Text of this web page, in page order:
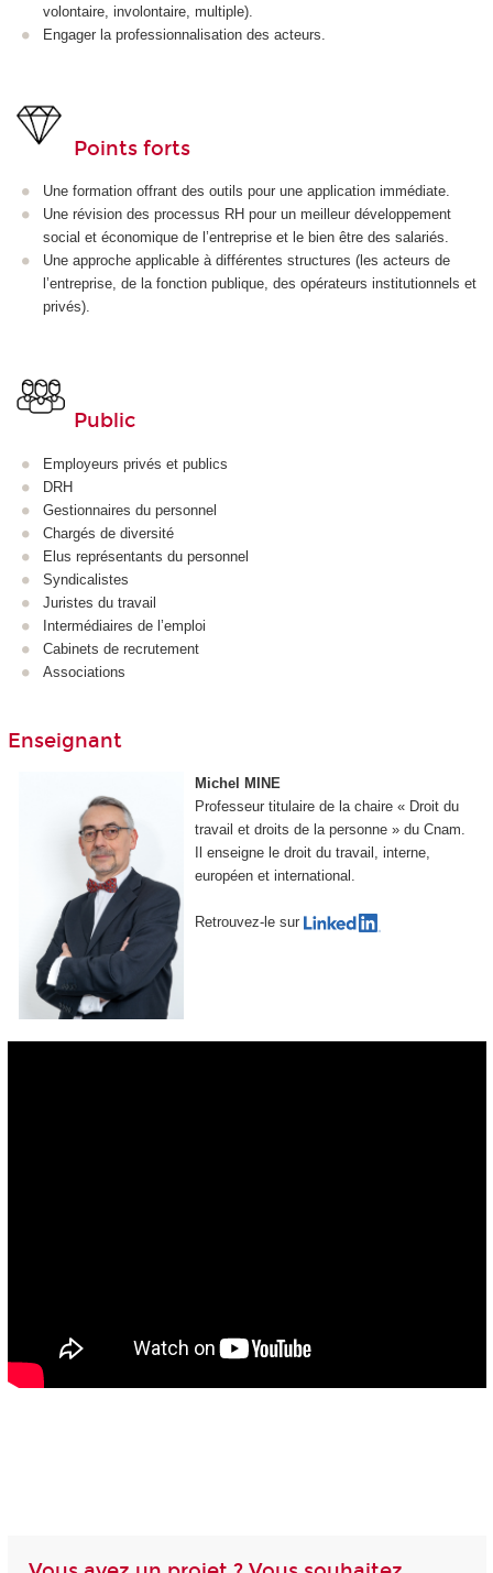
volontaire, involontaire, multiple).
Engager la professionnalisation des acteurs.
Points forts
Une formation offrant des outils pour une application immédiate.
Une révision des processus RH pour un meilleur développement
social et économique de l’entreprise et le bien être des salariés.
Une approche applicable à différentes structures (les acteurs de
l’entreprise, de la fonction publique, des opérateurs institutionnels et
privés).
Public
Employeurs privés et publics
DRH
Gestionnaires du personnel
Chargés de diversité
Elus représentants du personnel
Syndicalistes
Juristes du travail
Intermédiaires de l’emploi
Cabinets de recrutement
Associations
Enseignant
Michel MINE
Professeur titulaire de la chaire « Droit du
travail et droits de la personne » du Cnam.
Il enseigne le droit du travail, interne,
européen et international.
Retrouvez-le sur